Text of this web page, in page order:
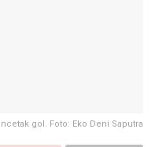
gol. Foto: Eko Deni Saputra